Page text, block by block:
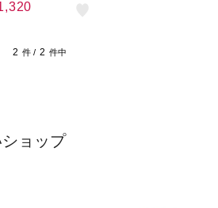
2 件 / 2 件中
ョップ